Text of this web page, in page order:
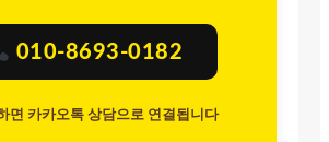
010-8693-0182
면 카카오톡 상담으로 연결됩니다